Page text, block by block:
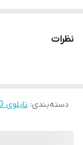
تابلو می تواند در
باشیم. با شدت نور
نظرات
دسته‌بندی: تابلوی LED